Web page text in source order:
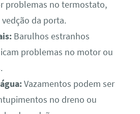
problemas no termostato,
da porta.
Barulhos estranhos
problemas no motor ou
Vazamentos podem ser
no dreno ou